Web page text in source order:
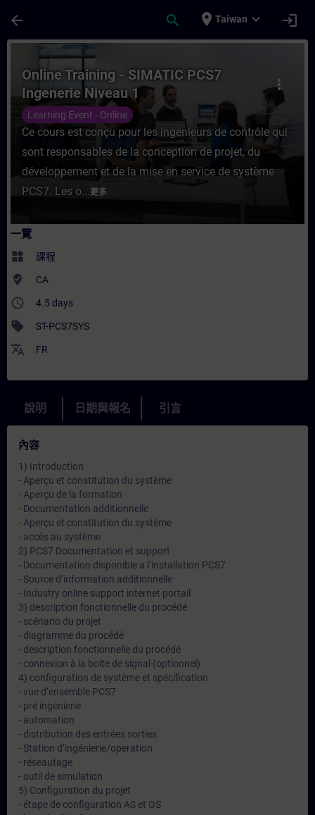
arrow_back search place Taiwan expand_more login
課程 - Online Training - SIMATIC PCS7
more_vert
Online Training - SIMATIC PCS7
Ingenerie Niveau 1
Learning Event - Online
Ce cours est conçu pour les ingénieurs de contrôle qui
sont responsables de la conception de projet, du
développement et de la mise en service de système
PCS7. Les o...更多
一覽
widgets 課程
where_to_vote CA
access_time 4.5 days
sell ST-PCS7SYS
translate FR
說明 日期與報名 引言
內容
1) Introduction
- Aperçu et constitution du système
- Aperçu de la formation
- Documentation additionnelle
- Aperçu et constitution du système
- accès au système
2) PCS7 Documentation et support
- Documentation disponible a l’installation PCS7
- Source d’information additionnelle
- Industry online support internet portail
3) description fonctionnelle du procédé
- scénario du projet
- diagramme du procédé
- description fonctionnelle du procédé
- connexion à la boite de signal (optionnel)
4) configuration de système et spécification
- vue d’ensemble PCS7
- pré ingénierie
- automation
- distribution des entrées sorties
- Station d’ingénierie/operation
- réseautage
- outil de simulation
5) Configuration du projet
- étape de configuration AS et OS